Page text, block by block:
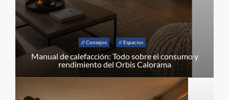
// Consejos // Espacios
Manual de calefacción: Todo sobre el consumo y
rendimiento del Orbis Calorama